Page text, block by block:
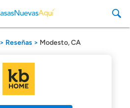
Reseñas Modesto, CA